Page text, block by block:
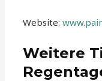
Website:
Weitere